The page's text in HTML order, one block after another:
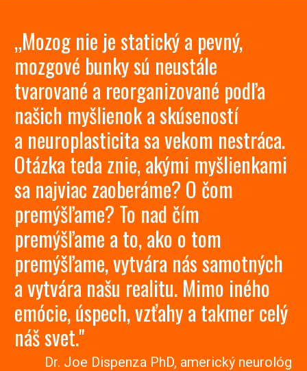
„Mozog nie je statický a pevný,
mozgové bunky sú neustále
tvarované a reorganizované podľa
našich myšlienok a skúseností
a neuroplasticita sa vekom nestráca.
Otázka teda znie, akými myšlienkami
sa najviac zaoberáme? O čom
premýšľame? To nad čím
premýšľame a to, ako o tom
premýšľame, vytvára nás samotných
a vytvára našu realitu. Mimo iného
emócie, úspech, vzťahy a takmer celý
náš svet."
Dr. Joe Dispenza PhD, americký neurológ